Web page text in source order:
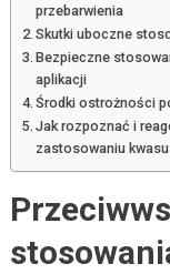
przebarwienia
Skutki uboczne
Bezpieczne
aplikacji
Środki ostrożności
Jak rozpoznać i
zastosowaniu